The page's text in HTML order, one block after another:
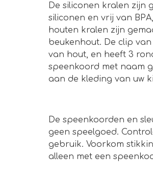
De siliconen kralen zijn
siliconen en vrij van
houten kralen zijn
beukenhout. De clip
van hout, en heeft 3
speenkoord met naam
aan de kleding van uw
De speenkoorden en
geen speelgoed.
gebruik. Voorkom
alleen met een